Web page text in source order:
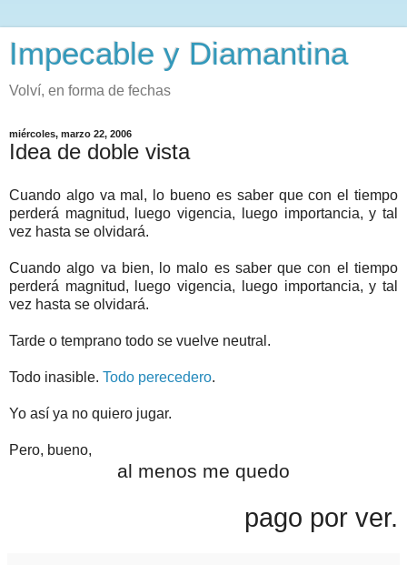
Impecable y Diamantina
Volví, en forma de fechas
miércoles, marzo 22, 2006
Idea de doble vista
Cuando algo va mal, lo bueno es saber que con el tiempo
perderá magnitud, luego vigencia, luego importancia, y tal
vez hasta se olvidará.
Cuando algo va bien, lo malo es saber que con el tiempo
perderá magnitud, luego vigencia, luego importancia, y tal
vez hasta se olvidará.
Tarde o temprano todo se vuelve neutral.
Todo inasible. Todo perecedero.
Yo así ya no quiero jugar.
Pero, bueno,
al menos me quedo
pago por ver.